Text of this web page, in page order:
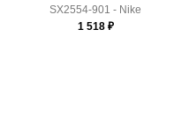
SX2554-901 - Nike
1 518₽